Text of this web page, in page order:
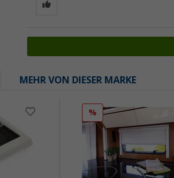
MEHR VON DIESER MARKE
%